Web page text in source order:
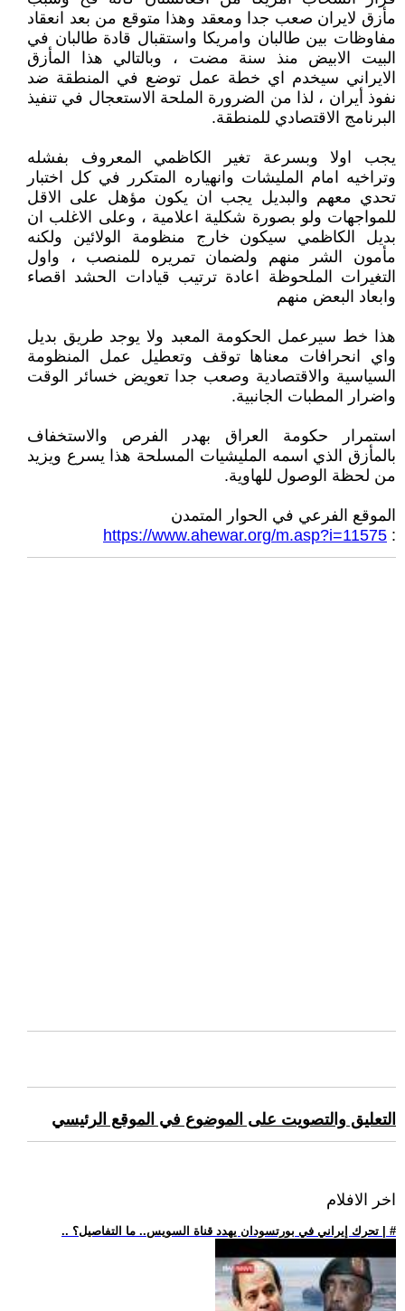
مأزق لايران صعب جدا ومعقد وهذا متوقع من بعد انعقاد
مفاوظات بين طالبان وامريكا واستقبال قادة طالبان في
البيت الابيض منذ سنة مضت ، وبالتالي هذا المأزق
الايراني سيخدم اي خطة عمل توضع في المنطقة ضد
نفوذ أيران ، لذا من الضرورة الملحة الاستعجال في تنفيذ
البرنامج الاقتصادي للمنطقة.
يجب اولا وبسرعة تغير الكاظمي المعروف بفشله
وتراخيه امام المليشات وانهياره المتكرر في كل اختبار
تحدي معهم والبديل يجب ان يكون مؤهل على الاقل
للمواجهات ولو بصورة شكلية اعلامية ، وعلى الاغلب ان
بديل الكاظمي سيكون خارج منظومة الولائين ولكنه
مأمون الشر منهم ولضمان تمريره للمنصب ، واول
التغيرات الملحوظة اعادة ترتيب قيادات الحشد اقصاء
وابعاد البعض منهم
هذا خط سيرعمل الحكومة المعبد ولا يوجد طريق بديل
واي انحرافات معناها توقف وتعطيل عمل المنظومة
السياسية والاقتصادية وصعب جدا تعويض خسائر الوقت
واضرار المطبات الجانبية.
استمرار حكومة العراق بهدر الفرص والاستخفاف
بالمأزق الذي اسمه المليشيات المسلحة هذا يسرع ويزيد
من لحظة الوصول للهاوية.
الموقع الفرعي في الحوار المتمدن
:
https://www.ahewar.org/m.asp?i=11575
التعليق والتصويت على الموضوع في الموقع الرئيسي
اخر الافلام
.. تحرك إيراني في بورتسودان يهدد قناة السويس.. ما التفاصيل؟ | #